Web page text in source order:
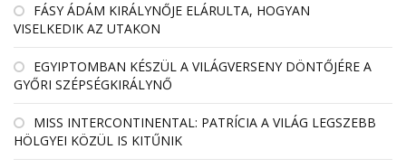
FÁSY ÁDÁM KIRÁLYNŐJE ELÁRULTA, HOGYAN
VISELKEDIK AZ UTAKON
EGYIPTOMBAN KÉSZÜL A VILÁGVERSENY DÖNTŐJÉRE A
GYŐRI SZÉPSÉGKIRÁLYNŐ
MISS INTERCONTINENTAL: PATRÍCIA A VILÁG LEGSZEBB
HÖLGYEI KÖZÜL IS KITŰNIK